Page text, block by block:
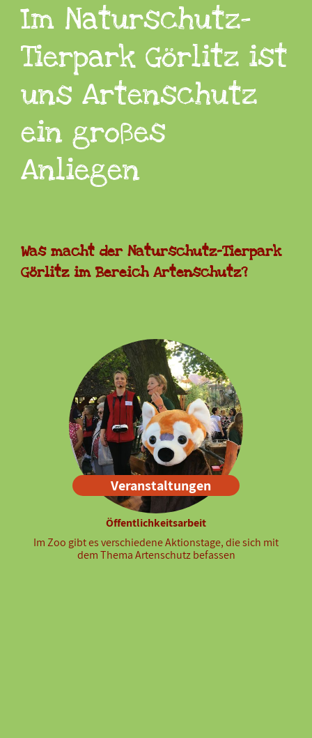
Im Naturschutz-
Tierpark Görlitz ist
uns Artenschutz
ein großes
Anliegen
Was macht der Naturschutz-Tierpark
Görlitz im Bereich Artenschutz?
Veranstaltungen
Öffentlichkeitsarbeit
Im Zoo gibt es verschiedene Aktionstage, die sich mit
dem Thema Artenschutz befassen